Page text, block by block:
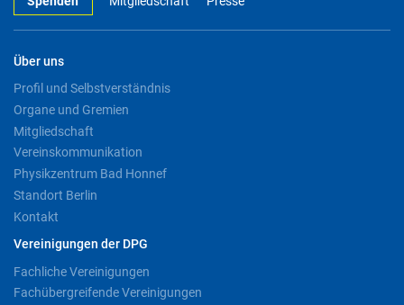
Über uns
Profil und Selbstverständnis
Organe und Gremien
Mitgliedschaft
Vereinskommunikation
Physikzentrum Bad Honnef
Standort Berlin
Kontakt
Vereinigungen der DPG
Fachliche Vereinigungen
Fachübergreifende Vereinigungen